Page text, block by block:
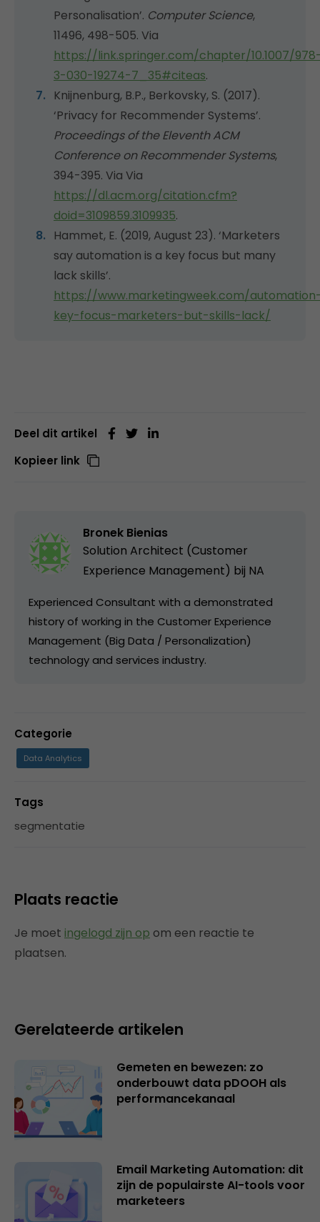
Personalisation’. Computer Science,
11496, 498-505. Via
https://link.springer.com/chapter/10.1007/
3-030-19274-7_35#citeas.
Knijnenburg, B.P., Berkovsky, S. (2017).
‘Privacy for Recommender Systems’.
Proceedings of the Eleventh ACM
Conference on Recommender Systems,
394-395. Via Via
https://dl.acm.org/citation.cfm?
doid=3109859.3109935.
Hammet, E. (2019, August 23). ‘Marketers
say automation is a key focus but many
lack skills’.
https://www.marketingweek.com/
key-focus-marketers-but-skills-lack/
Deel dit artikel
Kopieer link
Bronek Bienias
Solution Architect (Customer
Experience Management) bij NA
Experienced Consultant with a demonstrated
history of working in the Customer Experience
Management (Big Data / Personalization)
technology and services industry.
Categorie
Data Analytics
Tags
segmentatie
Plaats reactie
Je moet ingelogd zijn op om een reactie te
plaatsen.
Gerelateerde artikelen
Gemeten en bewezen: zo
onderbouwt data pDOOH als
performancekanaal
Email Marketing Automation: dit
zijn de populairste AI-tools voor
marketeers